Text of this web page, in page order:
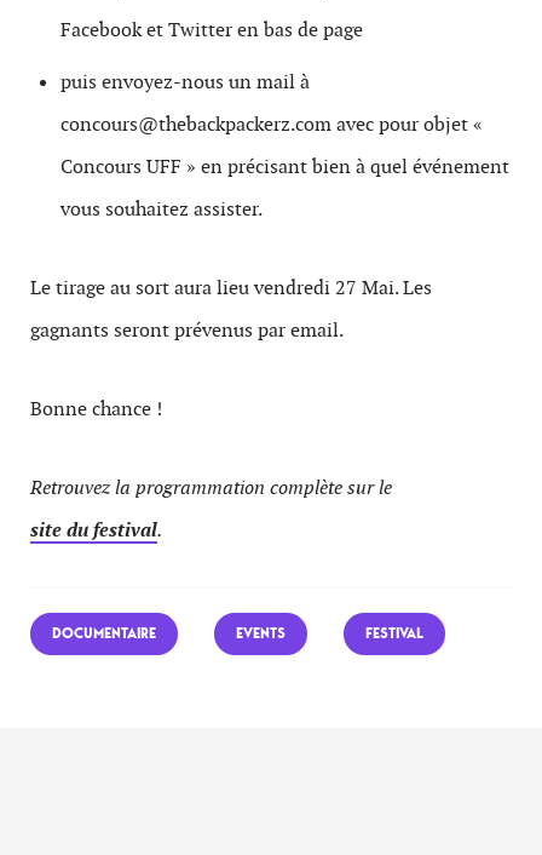
Facebook et Twitter en bas de page
puis envoyez-nous un mail à
concours@thebackpackerz.com avec pour objet «
Concours UFF » en précisant bien à quel événement
vous souhaitez assister.
Le tirage au sort aura lieu vendredi 27 Mai. Les
gagnants seront prévenus par email.
Bonne chance !
Retrouvez la programmation complète sur le
site du festival.
DOCUMENTAIRE EVENTS FESTIVAL